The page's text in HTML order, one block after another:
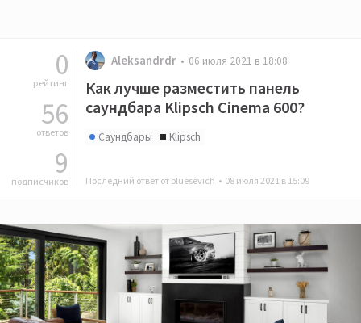
0
рейтинг
56
ответов
9
подписчиков
Aleksandrdr 06 июля 2021 в 18:08
Как лучше разместить панель
саундбара Klipsch Cinema 600?
Саундбары Klipsch
Последний ответ от bluesevich • 08 июля 2021 в 15:09